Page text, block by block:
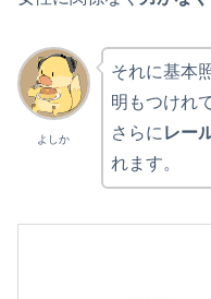
よしか
それに基本
明もつけれ
さらに レー
れます。